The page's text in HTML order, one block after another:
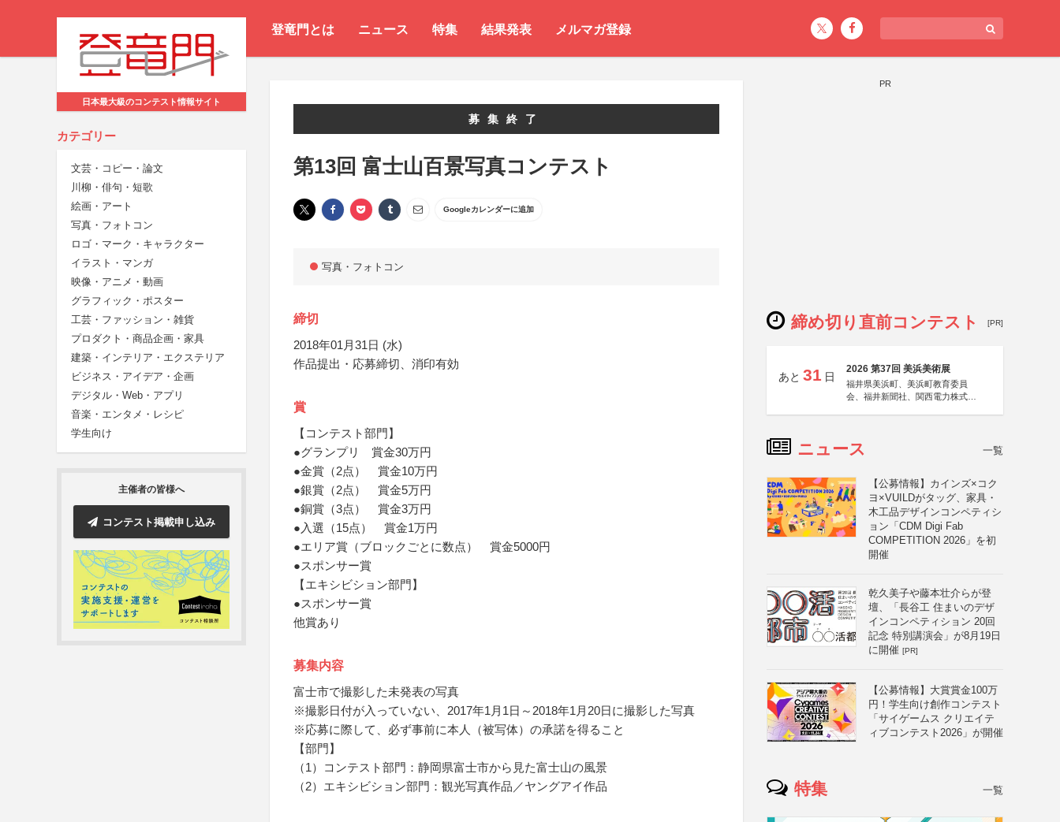
登竜門とは ニュース 特集 結果発表 メルマガ登録
日本最大級のコンテスト情報サイト
カテゴリー
文芸・コピー・論文
川柳・俳句・短歌
絵画・アート
写真・フォトコン
ロゴ・マーク・キャラクター
イラスト・マンガ
映像・アニメ・動画
グラフィック・ポスター
工芸・ファッション・雑貨
プロダクト・商品企画・家具
建築・インテリア・エクステリア
ビジネス・アイデア・企画
デジタル・Web・アプリ
音楽・エンタメ・レシピ
学生向け
主催者の皆様へ
コンテスト掲載申し込み
募集終了
第13回 富士山百景写真コンテスト
Googleカレンダーに追加
写真・フォトコン
締切
2018年01月31日 (水)
作品提出・応募締切、消印有効
賞
【コンテスト部門】
●グランプリ 賞金30万円
●金賞（2点） 賞金10万円
●銀賞（2点） 賞金5万円
●銅賞（3点） 賞金3万円
●入選（15点） 賞金1万円
●エリア賞（ブロックごとに数点） 賞金5000円
●スポンサー賞
【エキシビション部門】
●スポンサー賞
他賞あり
募集内容
富士市で撮影した未発表の写真
※撮影日付が入っていない、2017年1月1日～2018年1月20日に撮影した写真
※応募に際して、必ず事前に本人（被写体）の承諾を得ること
【部門】
（1）コンテスト部門：静岡県富士市から見た富士山の風景
（2）エキシビション部門：観光写真作品／ヤングアイ作品
PR
締め切り直前コンテスト [PR]
あと 31 日
2026 第37回 美浜美術展
福井県美浜町、美浜町教育委員
会、福井新聞社、関西電力株式会
ニュース 一覧
【公募情報】カインズ×コク
ヨ×VUILDがタッグ、家具・
木工品デザインコンペティシ
ョン「CDM Digi Fab
COMPETITION 2026」を初
開催
乾久美子や藤本壮介らが登
壇、「長谷工 住まいのデザ
インコンペティション 20回
記念 特別講演会」が8月19日
に開催 [PR]
【公募情報】大賞賞金100万
円！学生向け創作コンテスト
「サイゲームス クリエイテ
ィブコンテスト2026」が開催
特集 一覧